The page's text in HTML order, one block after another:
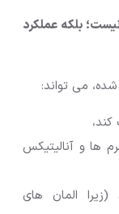
بلکه عملکرد
می تواند:
ها و آنالیتیکس
المان های